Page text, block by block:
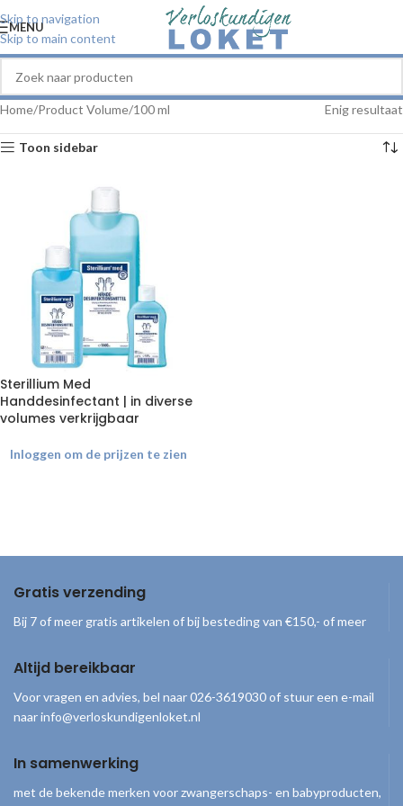
Skip to navigation
Skip to main content
MENU
Home Product Volume 100 ml Enig resultaat
Toon sidebar
Sterillium Med
Handdesinfectant | in diverse
volumes verkrijgbaar
Inloggen om de prijzen te zien
Gratis verzending
Bij 7 of meer gratis artikelen of bij besteding van €150,- of meer
Altijd bereikbaar
Voor vragen en advies, bel naar 026-3619030 of stuur een e-mail
naar info@verloskundigenloket.nl
In samenwerking
met de bekende merken voor zwangerschaps- en babyproducten,